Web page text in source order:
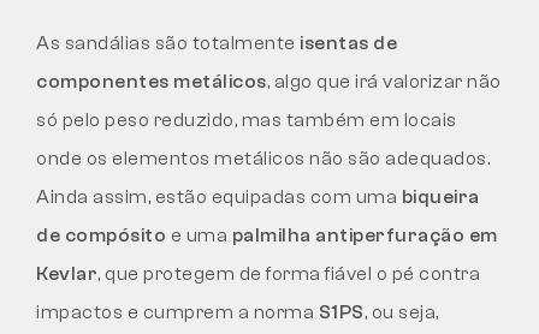
As sandálias são totalmente isentas de
componentes metálicos, algo que irá valorizar não
só pelo peso reduzido, mas também em locais
onde os elementos metálicos não são adequados.
Ainda assim, estão equipadas com uma biqueira
de compósito e uma palmilha antiperfuração em
Kevlar, que protegem de forma fiável o pé contra
impactos e cumprem a norma S1PS, ou seja,